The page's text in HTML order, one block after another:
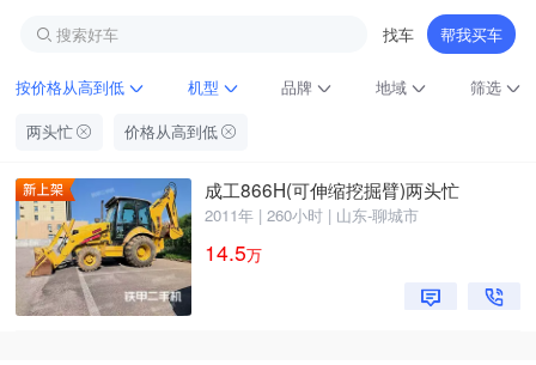
搜索好车 找车 帮我买车
按价格从高到低 机型 品牌 地域
筛选
两头忙
价格从高到低
成工866H(可伸缩挖掘臂)两头忙
2011年 | 260小时 | 山东-聊城市
14.5万